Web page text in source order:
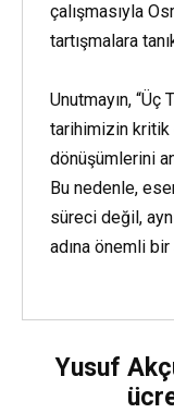
çalışmasıyla
tartışmalara
Unutmayın,
tarihimizin kritik
dönüşümlerini
Bu nedenle,
süreci değil,
adına önemli bir
Yusuf